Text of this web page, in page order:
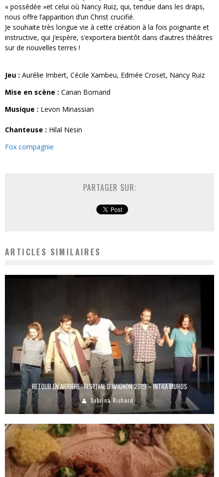
« possédée »et celui où Nancy Ruiz, qui, tendue dans les draps,
nous offre l’apparition d’un Christ crucifié.
Je souhaite très longue vie à cette création à la fois poignante et
instructive, qui j’espère, s’exportera bientôt dans d’autres théâtres
sur de nouvelles terres !
Jeu : Aurélie Imbert, Cécile Xambeu, Edmée Croset, Nancy Ruiz
Mise en scène : Canan Bornand
Musique : Levon Minassian
Chanteuse : Hilal Nesin
Fox compagnie
PARTAGER SUR:
ARTICLES SIMILAIRES
RETOUR EN ARRIERE : FESTIVAL D’AVIGNON 2019 – INTRA MUROS
Sabrina Richard